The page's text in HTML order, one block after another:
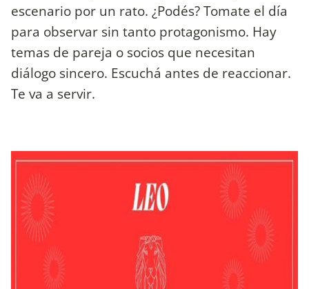
escenario por un rato. ¿Podés? Tomate el día
para observar sin tanto protagonismo. Hay
temas de pareja o socios que necesitan
diálogo sincero. Escuchá antes de reaccionar.
Te va a servir.